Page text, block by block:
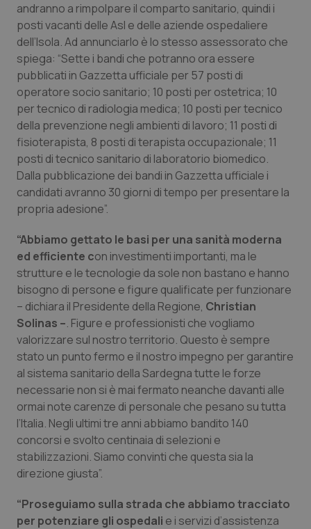
Emilia-Romagna
Friuli Venezia Giulia
Lazio
Liguria
Lombardia
Marche
Piemonte
Provincia Autonoma di Bolzano
Provincia Autonoma di Trento
Puglia
Sardegna
Sicilia
Toscana
Umbria
Colesterolo & coronaropatie
Dermatite Atopica
Diabete & glucometri
Disturbi dell’umore
Dolore
Donna & Salute
HIV
Infezioni & Febbre
Ipertensione & Scompenso
Malattie rare
Malattia di Crohn & Rettocolite Ulcerosa
Neuroscienze & patologie neurodegenerative
Obesità
Oftalmologia
andranno a rimpolpare il comparto sanitario, quindi i
posti vacanti delle Asl e delle aziende ospedaliere
dell’Isola. Ad annunciarlo è lo stesso assessorato che
spiega: “Sette i bandi che potranno ora essere
pubblicati in Gazzetta ufficiale per 57 posti di
operatore socio sanitario; 10 posti per ostetrica; 10
per tecnico di radiologia medica; 10 posti per tecnico
della prevenzione negli ambienti di lavoro; 11 posti di
fisioterapista, 8 posti di terapista occupazionale; 11
posti di tecnico sanitario di laboratorio biomedico.
Dalla pubblicazione dei bandi in Gazzetta ufficiale i
candidati avranno 30 giorni di tempo per presentare la
propria adesione”.
“Abbiamo gettato le basi per una sanità moderna
ed efficiente con investimenti importanti, ma le
strutture e le tecnologie da sole non bastano e hanno
bisogno di persone e figure qualificate per funzionare
– dichiara il Presidente della Regione, Christian
Solinas –. Figure e professionisti che vogliamo
valorizzare sul nostro territorio. Questo è sempre
stato un punto fermo e il nostro impegno per garantire
al sistema sanitario della Sardegna tutte le forze
necessarie non si è mai fermato neanche davanti alle
ormai note carenze di personale che pesano su tutta
l’Italia. Negli ultimi tre anni abbiamo bandito 140
concorsi e svolto centinaia di selezioni e
stabilizzazioni. Siamo convinti che questa sia la
direzione giusta”.
“Proseguiamo sulla strada che abbiamo tracciato
per potenziare gli ospedali e i servizi d’assistenza